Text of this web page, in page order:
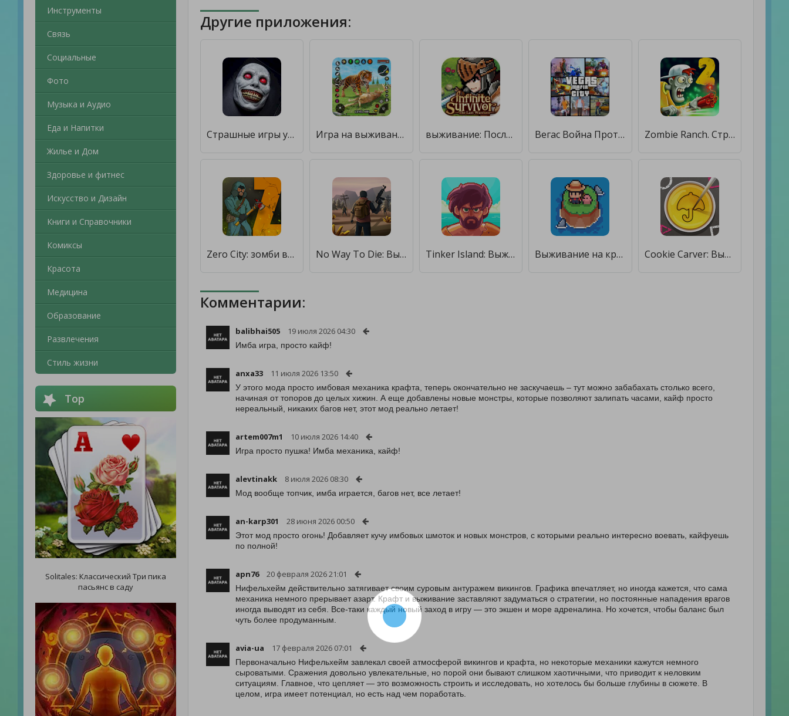
Инструменты
Связь
Социальные
Фото
Музыка и Аудио
Еда и Напитки
Жилье и Дом
Здоровье и фитнес
Искусство и Дизайн
Книги и Справочники
Комиксы
Красота
Медицина
Образование
Развлечения
Стиль жизни
Top
Solitales: Классический Три пика
пасьянс в саду
Другие приложения:
Страшные игры ужасов выживание [Бесплатные покупки] Игра на выживание семьи тигров [Бесплатные покупки] выживание: Последний воин [Бесплатные покупки] Вегас Война Против Мафии - Машины И Выживание 2021 [Бесплатные покупки] Zombie Ranch. Стрелялки на выживание [Бесплатные покупки]
Zero City: зомби выживание [Бесплатные покупки] No Way To Die: Выживание любой ценой [Бесплатные покупки] Tinker Island: Выживание и приключения на острове [Бесплатные покупки] Выживание на крошечном острове [Бесплатные покупки] Cookie Carver: Выживание [Бесплатные покупки]
Комментарии:
balibhai505 19 июля 2026 04:30
Имба игра, просто кайф!
anxa33 11 июля 2026 13:50
У этого мода просто имбовая механика крафта, теперь окончательно не заскучаешь – тут можно забабахать столько всего,
начиная от топоров до целых хижин. А еще добавлены новые монстры, которые позволяют залипать часами, кайф просто
нереальный, никаких багов нет, этот мод реально летает!
artem007m1 10 июля 2026 14:40
Игра просто пушка! Имба механика, кайф!
alevtinakk 8 июля 2026 08:30
Мод вообще топчик, имба играется, багов нет, все летает!
an-karp301 28 июня 2026 00:50
Этот мод просто огонь! Добавляет кучу имбовых шмоток и новых монстров, с которыми реально интересно воевать, кайфуешь
по полной!
apn76 20 февраля 2026 21:01
Нифельхейм действительно затягивает своим суровым антуражем викингов. Графика впечатляет, но иногда кажется, что сама
механика немного прерывает азарт. Крафт и выживание заставляют задуматься о стратегии, но постоянные нападения врагов
иногда выводят из себя. Все-таки каждый новый заход в игру — это экшен и море адреналина. Но хочется, чтобы баланс был
чуть более продуманным.
avia-ua 17 февраля 2026 07:01
Первоначально Нифельхейм завлекал своей атмосферой викингов и крафта, но некоторые механики кажутся немного
сыроватыми. Сражения довольно увлекательные, но порой они бывают слишком хаотичными, что приводит к неловким
ситуациям. Главное, что цепляет — это возможность строить и исследовать, но хотелось бы больше глубины в сюжете. В
целом, игра имеет потенциал, но есть над чем поработать.